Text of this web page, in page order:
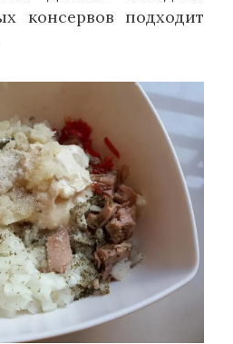
консервов подходит